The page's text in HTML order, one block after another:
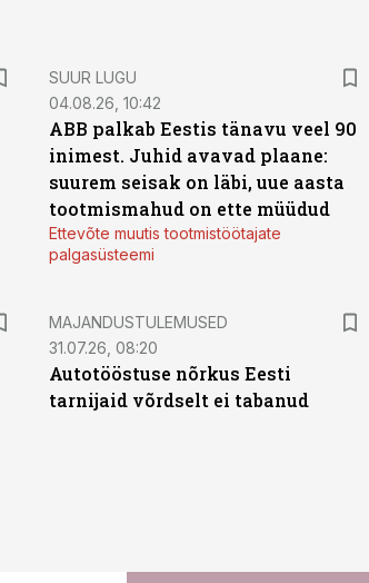
SUUR LUGU
04.08.26, 10:42
ABB palkab Eestis tänavu veel 90
inimest. Juhid avavad plaane:
suurem seisak on läbi, uue aasta
tootmismahud on ette müüdud
Ettevõte muutis tootmistöötajate
palgasüsteemi
MAJANDUSTULEMUSED
31.07.26, 08:20
Autotööstuse nõrkus Eesti
tarnijaid võrdselt ei tabanud